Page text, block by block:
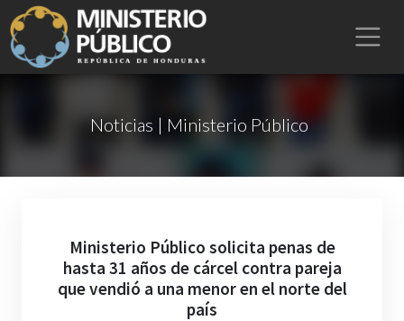
Noticias | Ministerio Público
Ministerio Público solicita penas de
hasta 31 años de cárcel contra pareja
que vendió a una menor en el norte del
país